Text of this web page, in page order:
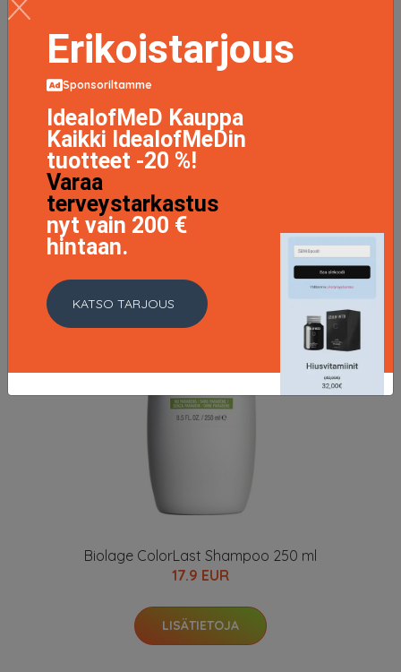
LISÄTIETOJA
Biolage ColorLast Shampoo 250 ml
17.9 EUR
LISÄTIETOJA
Erikoistarjous
Sponsoriltamme
IdealofMeD Kauppa
Kaikki IdealofMeDin
tuotteet -20 %!
Varaa
terveystarkastus
nyt vain 200 €
hintaan.
KATSO TARJOUS